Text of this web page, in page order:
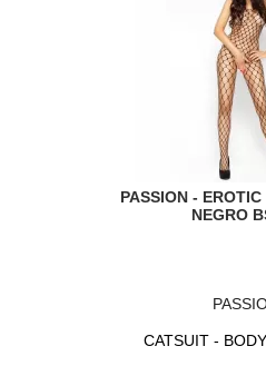
PASSION -
NEGRO
CATSUIT -